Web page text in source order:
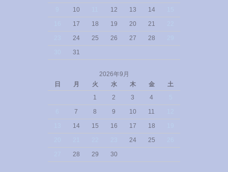
10 12 13 14
17 18 19 20 21
24 25 26 27 28
31
2026年9月
日
月 火 水 木 金
土
1
2 3 4
7 8 9 10 11
14 15 16 17 18
24 25
28 29 30